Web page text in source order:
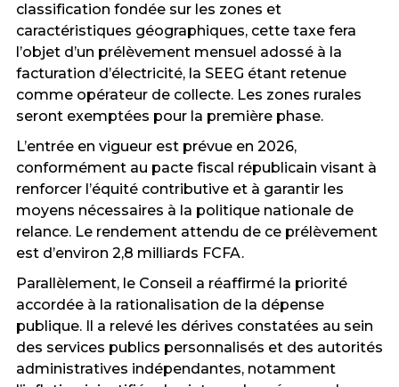
classification fondée sur les zones et
caractéristiques géographiques, cette taxe fera
l’objet d’un prélèvement mensuel adossé à la
facturation d’électricité, la SEEG étant retenue
comme opérateur de collecte. Les zones rurales
seront exemptées pour la première phase.
L’entrée en vigueur est prévue en 2026,
conformément au pacte fiscal républicain visant à
renforcer l’équité contributive et à garantir les
moyens nécessaires à la politique nationale de
relance. Le rendement attendu de ce prélèvement
est d’environ 2,8 milliards FCFA.
Parallèlement, le Conseil a réaffirmé la priorité
accordée à la rationalisation de la dépense
publique. Il a relevé les dérives constatées au sein
des services publics personnalisés et des autorités
administratives indépendantes, notamment